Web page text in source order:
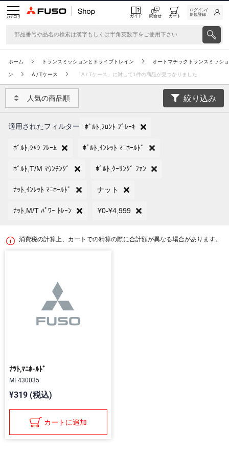
カテゴリ ガイド 問合せ カート
ログイン/
新規登録
ホーム トランスミッションとドライブトレイン オートマチックトランスミッショ
ン A / Tケース 「A / Tケース」に対して1件の商品が見つかりました
人気の商品順 絞り込み
適用されたフィルター ﾎﾞﾙﾄ,ﾌﾛﾝﾄ ﾌﾞﾚｰｷ
ﾎﾞﾙﾄ,ｼｬｼ ﾌﾚｰﾑ ﾎﾞﾙﾄ,ｲﾝﾚｯﾄ ﾏﾆﾎｰﾙﾄﾞ
ﾎﾞﾙﾄ,T/M ﾏｳﾝﾁﾝｸﾞ ﾎﾞﾙﾄ,ｸｰﾘﾝｸﾞ ﾌｧﾝ
ﾅｯﾄ,ｲﾝﾚｯﾄ ﾏﾆﾎｰﾙﾄﾞ ナット
ﾅｯﾄ,M/T ﾊﾟﾜｰ ﾄﾚｰﾝ ¥0-¥4,999
消費税の計算上、カートでの精算の際に合計額が異なる場合があります。
ﾅﾂﾄ,ﾏﾆﾎ-ﾙﾄﾞ
MF430035
¥319 (税込)
カートに追加